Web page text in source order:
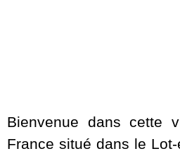
Bienvenue dans cette
France situé dans le